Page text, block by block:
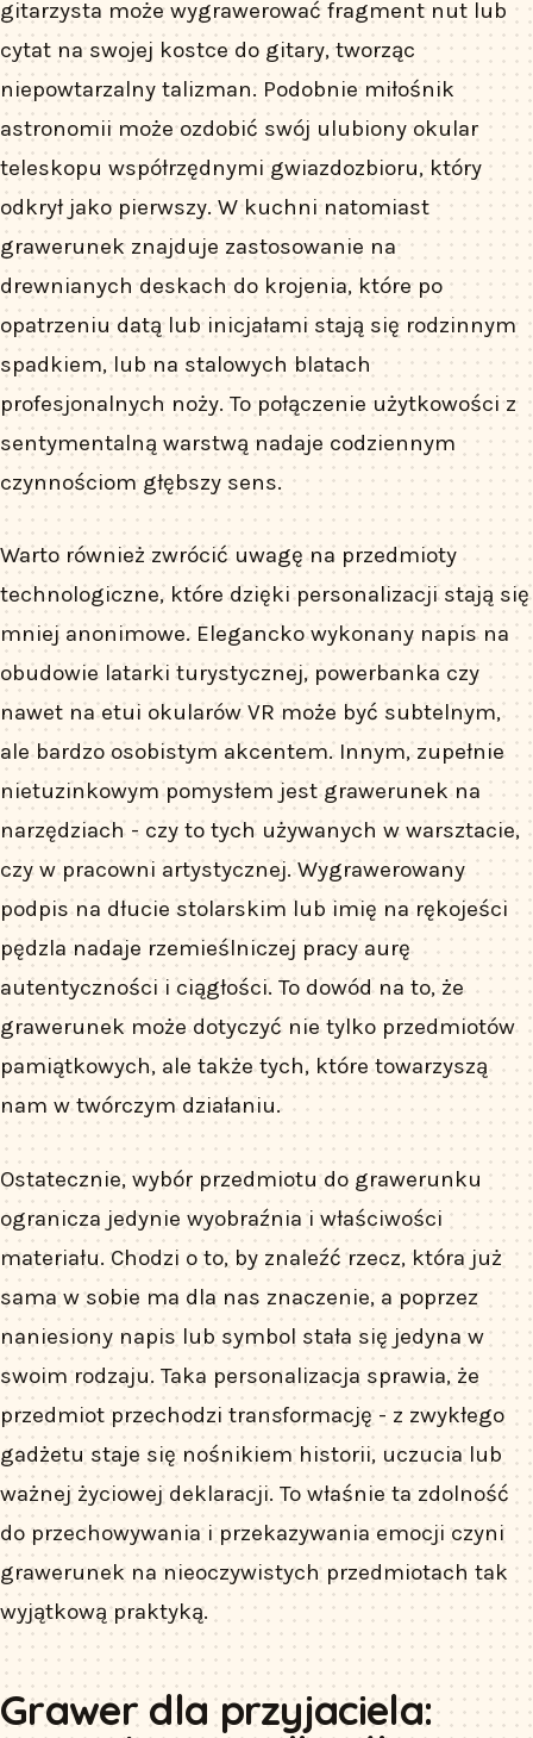
gitarzysta może wygrawerować fragment nut lub
cytat na swojej kostce do gitary, tworząc
niepowtarzalny talizman. Podobnie miłośnik
astronomii może ozdobić swój ulubiony okular
teleskopu współrzędnymi gwiazdozbioru, który
odkrył jako pierwszy. W kuchni natomiast
grawerunek znajduje zastosowanie na
drewnianych deskach do krojenia, które po
opatrzeniu datą lub inicjałami stają się rodzinnym
spadkiem, lub na stalowych blatach
profesjonalnych noży. To połączenie użytkowości z
sentymentalną warstwą nadaje codziennym
czynnościom głębszy sens.
Warto również zwrócić uwagę na przedmioty
technologiczne, które dzięki personalizacji stają się
mniej anonimowe. Elegancko wykonany napis na
obudowie latarki turystycznej, powerbanka czy
nawet na etui okularów VR może być subtelnym,
ale bardzo osobistym akcentem. Innym, zupełnie
nietuzinkowym pomysłem jest grawerunek na
narzędziach - czy to tych używanych w warsztacie,
czy w pracowni artystycznej. Wygrawerowany
podpis na dłucie stolarskim lub imię na rękojeści
pędzla nadaje rzemieślniczej pracy aurę
autentyczności i ciągłości. To dowód na to, że
grawerunek może dotyczyć nie tylko przedmiotów
pamiątkowych, ale także tych, które towarzyszą
nam w twórczym działaniu.
Ostatecznie, wybór przedmiotu do grawerunku
ogranicza jedynie wyobraźnia i właściwości
materiału. Chodzi o to, by znaleźć rzecz, która już
sama w sobie ma dla nas znaczenie, a poprzez
naniesiony napis lub symbol stała się jedyna w
swoim rodzaju. Taka personalizacja sprawia, że
przedmiot przechodzi transformację - z zwykłego
gadżetu staje się nośnikiem historii, uczucia lub
ważnej życiowej deklaracji. To właśnie ta zdolność
do przechowywania i przekazywania emocji czyni
grawerunek na nieoczywistych przedmiotach tak
wyjątkową praktyką.
Grawer dla przyjaciela: